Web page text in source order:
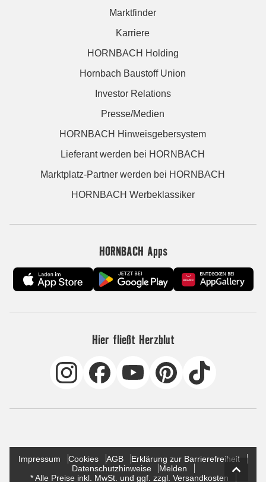
Marktfinder
Karriere
HORNBACH Holding
Hornbach Baustoff Union
Investor Relations
Presse/Medien
HORNBACH Hinweisgebersystem
Lieferant werden bei HORNBACH
Marktplatz-Partner werden bei HORNBACH
HORNBACH Werbeklassiker
HORNBACH Apps
Hier fließt Herzblut
Impressum Cookies AGB
Erklärung zur Barrierefreiheit
Datenschutzhinweise
Melden
* Alle Preise inkl. MwSt. und ggf. zzgl. Versandkosten